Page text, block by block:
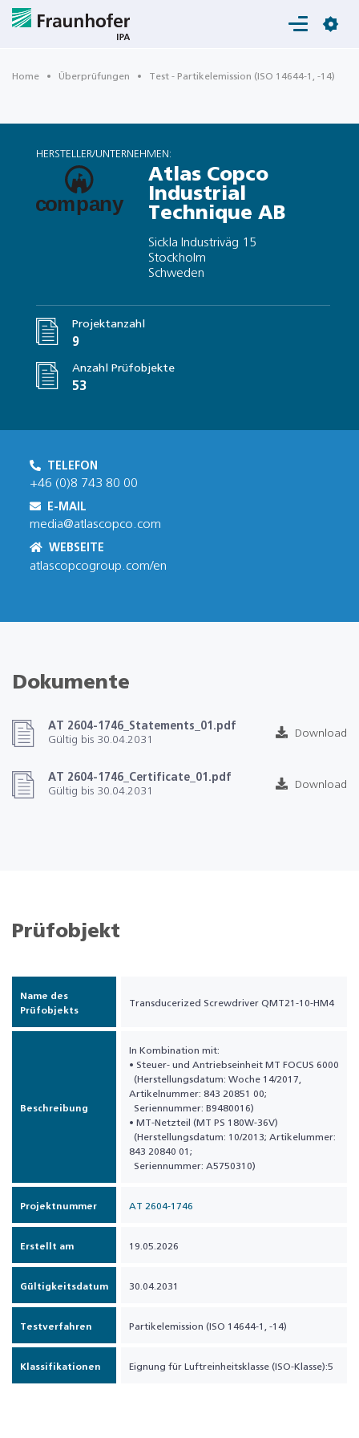
Login
Home Überprüfungen Test - Partikelemission (ISO 14644-1, -14)
HERSTELLER/UNTERNEHMEN:
Atlas Copco
Industrial
Technique AB
Sickla Industriväg 15
Stockholm
Schweden
Projektanzahl
9
Anzahl Prüfobjekte
53
TELEFON
+46 (0)8 743 80 00
E-MAIL
media@atlascopco.com
WEBSEITE
atlascopcogroup.com/en
Dokumente
AT 2604-1746_Statements_01.pdf
Gültig bis 30.04.2031
Download
AT 2604-1746_Certificate_01.pdf
Gültig bis 30.04.2031
Download
Prüfobjekt
Name des
Prüfobjekts
Transducerized Screwdriver QMT21-10-HM4
Beschreibung
In Kombination mit:
• Steuer- und Antriebseinheit MT FOCUS 6000
(Herstellungsdatum: Woche 14/2017,
Artikelnummer: 843 20851 00;
Seriennummer: B9480016)
• MT-Netzteil (MT PS 180W-36V)
(Herstellungsdatum: 10/2013; Artikelummer:
843 20840 01;
Seriennummer: A5750310)
Projektnummer AT 2604-1746
Erstellt am 19.05.2026
Gültigkeitsdatum 30.04.2031
Testverfahren Partikelemission (ISO 14644-1, -14)
Klassifikationen Eignung für Luftreinheitsklasse (ISO-Klasse):5